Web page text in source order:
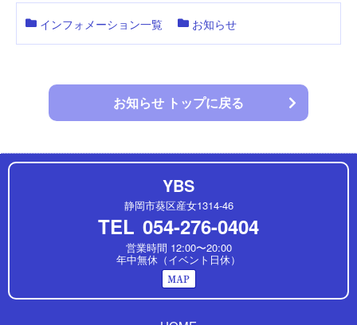
インフォメーション一覧 お知らせ
お知らせ トップに戻る
YBS
静岡市葵区産女1314-46
TEL 054-276-0404
営業時間 12:00〜20:00
年中無休（イベント日休）